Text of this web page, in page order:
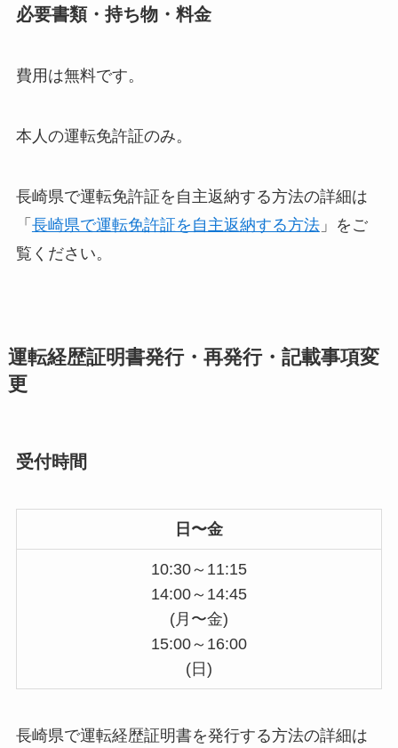
必要書類・持ち物・料金
費用は無料です。
本人の運転免許証のみ。
長崎県で運転免許証を自主返納する方法の詳細は
「 長崎県で運転免許証を自主返納する方法」をご
覧ください。
運転経歴証明書発行・再発行・記載事項変
更
受付時間
日〜金
10:30～11:15
14:00～14:45
(月〜金)
15:00～16:00
(日)
長崎県で運転経歴証明書を発行する方法の詳細は